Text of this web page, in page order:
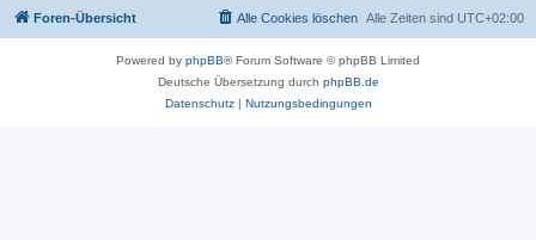
Foren-Übersicht Alle Zeiten sind UTC+02:00
Alle Cookies löschen
Powered by phpBB® Forum Software © phpBB Limited
Deutsche Übersetzung durch phpBB.de
Datenschutz| Nutzungsbedingungen